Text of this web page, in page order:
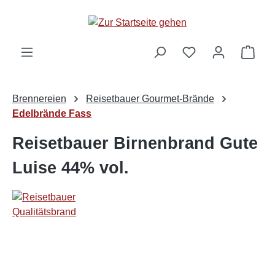
Brennereien
Reisetbauer Gourmet-Brände
Edelbrände Fass
Reisetbauer Birnenbrand Gute
Luise 44% vol.